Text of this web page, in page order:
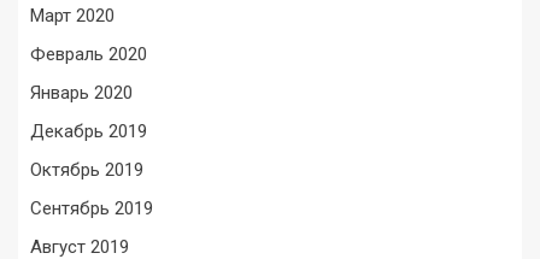
Март 2020
Февраль 2020
Январь 2020
Декабрь 2019
Октябрь 2019
Сентябрь 2019
Август 2019